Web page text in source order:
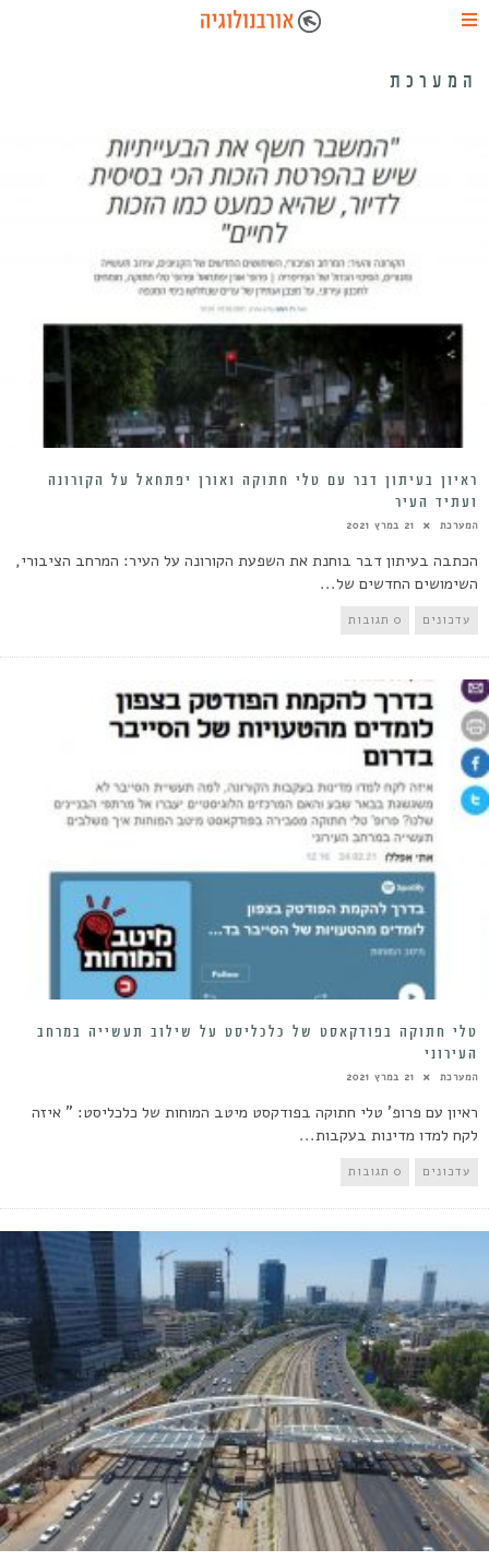
המערכת
ראיון בעיתון דבר עם טלי חתוקה ואורן יפתחאל על הקורונה
ועתיד העיר
המערכת 21 במרץ 2021
הכתבה בעיתון דבר בוחנת את השפעת הקורונה על העיר: המרחב הציבורי,
השימושים החדשים של...
עדכונים 0 תגובות
טלי חתוקה בפודקאסט של כלכליסט על שילוב תעשייה במרחב
העירוני
המערכת 21 במרץ 2021
ראיון עם פרופ' טלי חתוקה בפודקסט מיטב המוחות של כלכליסט: " איזה
לקח למדו מדינות בעקבות...
עדכונים 0 תגובות